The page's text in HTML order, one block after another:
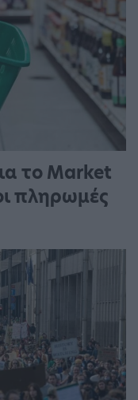
το Market
πληρωμές